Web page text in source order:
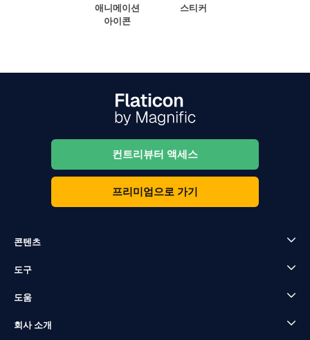
애니메이션
아이콘
스티커
컨트리뷰터 액세스
프리미엄으로 가기
콘텐츠
도구
도움
회사 소개